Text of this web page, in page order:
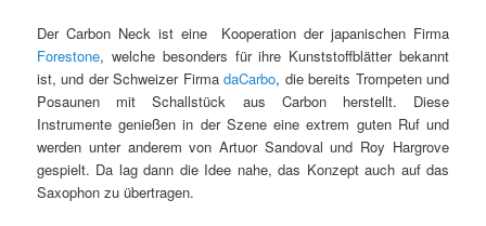
Der Carbon Neck ist eine Kooperation der japanischen Firma
Forestone, welche besonders für ihre Kunststoffblätter bekannt
ist, und der Schweizer FirmadaCarbo, die bereits Trompeten und
Posaunen mit Schallstück aus Carbon herstellt. Diese
Instrumente genießen in der Szene eine extrem guten Ruf und
werden unter anderem von Artuor Sandoval und Roy Hargrove
gespielt. Da lag dann die Idee nahe, das Konzept auch auf das
Saxophon zu übertragen.